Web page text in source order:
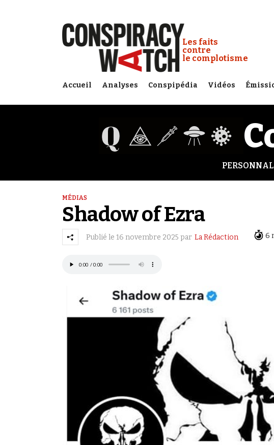
Conspiracy Watch :
Les faits
contre
le complotisme
Accueil Analyses Conspipédia Vidéos
MÉDIAS
Shadow of Ezra
Publié le 16 novembre 2025 par La Rédaction 6